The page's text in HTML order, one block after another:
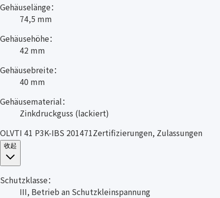
Gehäuselänge：
74,5 mm
Gehäusehöhe：
42 mm
Gehäusebreite：
40 mm
Gehäusematerial：
Zinkdruckguss (lackiert)
OLVTI 41 P3K-IBS 201471Zertifizierungen, Zulassungen
收起
Schutzklasse：
III, Betrieb an Schutzkleinspannung